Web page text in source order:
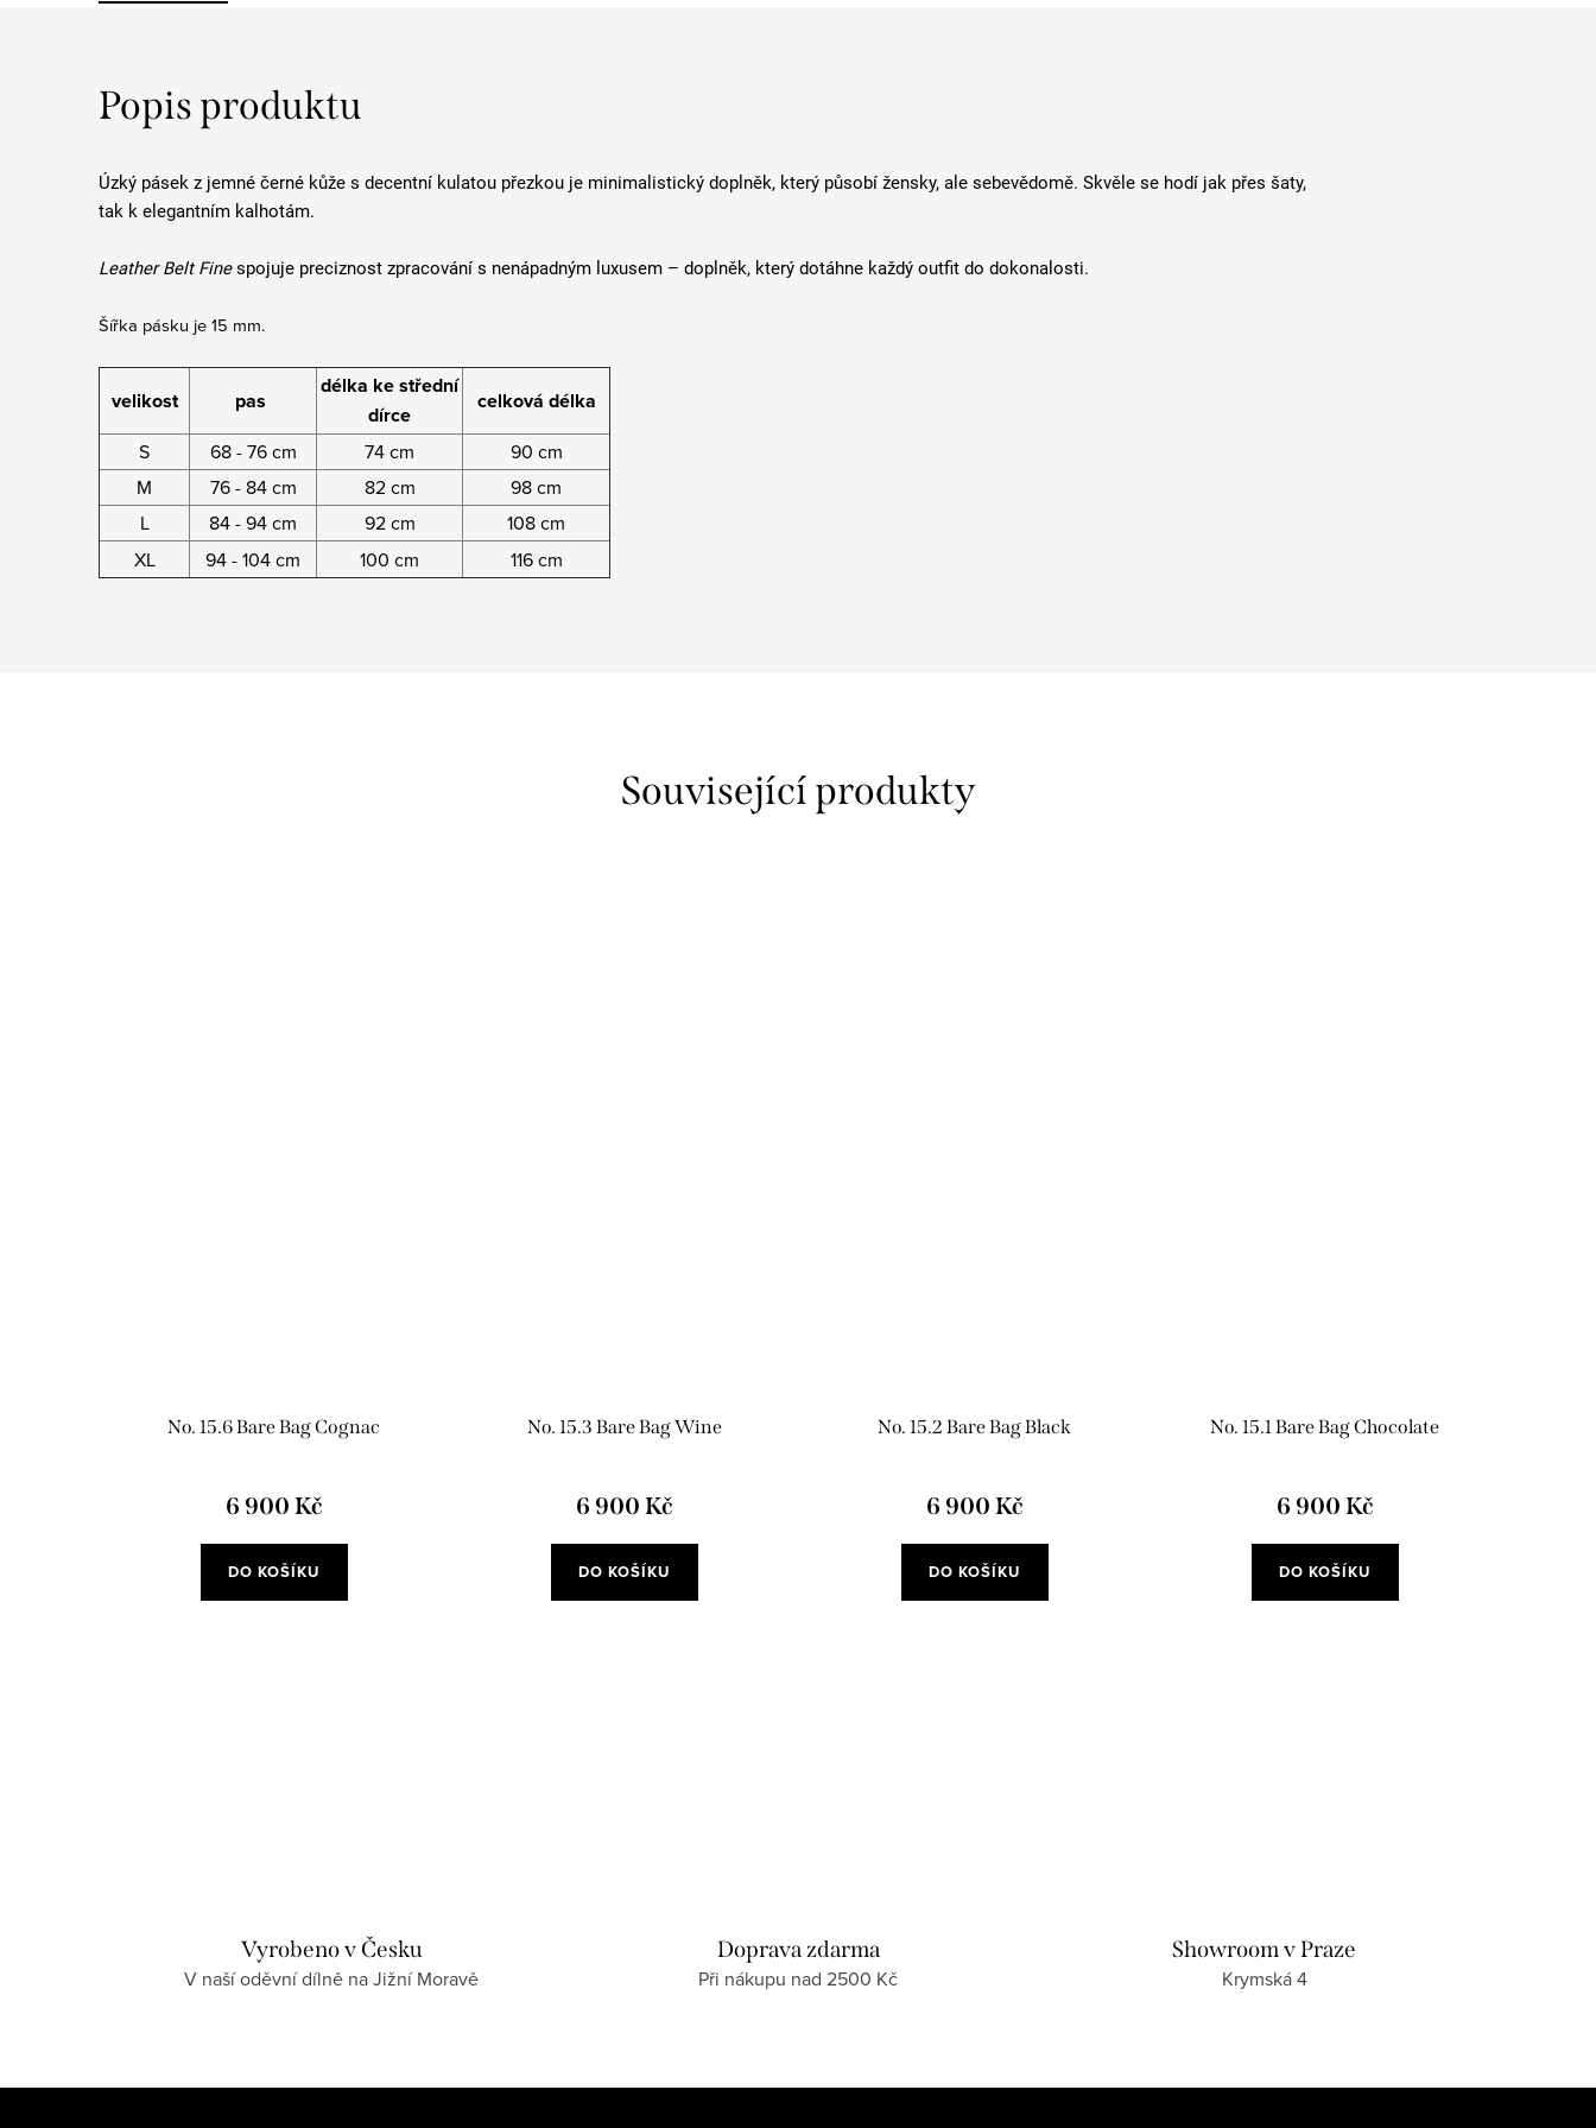
Popis produktu
Úzký pásek z jemné černé kůže s decentní kulatou přezkou je minimalistický doplněk, který působí žensky, ale sebevědomě. Skvěle se hodí jak přes šaty,
tak k elegantním kalhotám.
Leather Belt Finespojuje preciznost zpracování s nenápadným luxusem – doplněk, který dotáhne každý outfit do dokonalosti.
Šířka pásku je 15 mm.
velikost pas
délka ke střední
dírce
celková délka
S 68 - 76 cm 74 cm
90 cm
M
76 - 84 cm 82 cm
98 cm
L
84 - 94 cm 92 cm
108 cm
XL
94 - 104 cm 100 cm 116 cm
Související produkty
No. 15.6 Bare Bag Cognac
6 900 Kč
DO KOŠÍKU
No. 15.3 Bare Bag Wine
6 900 Kč
DO KOŠÍKU
No. 15.2 Bare Bag Black
6 900 Kč
DO KOŠÍKU
No. 15.1 Bare Bag Chocolate
6 900 Kč
DO KOŠÍKU
Vyrobeno v Česku
V naší oděvní dílně na Jižní Moravě
Doprava zdarma
Při nákupu nad 2500 Kč
Showroom v Praze
Krymská 4